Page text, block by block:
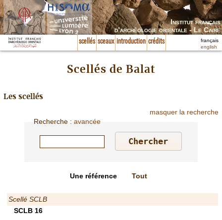
Institut français
d’archéologie orientale - Le Caire
scellés sceaux introduction crédits
français
english
Scellés de Balat
Les scellés
masquer la recherche
Recherche :avancée
Une référence Tout
Scellé SCLB
SCLB 16